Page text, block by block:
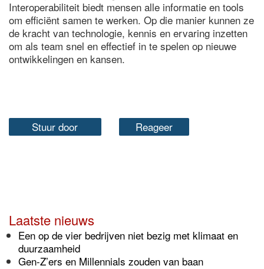
Interoperabiliteit biedt mensen alle informatie en tools
om efficiënt samen te werken. Op die manier kunnen ze
de kracht van technologie, kennis en ervaring inzetten
om als team snel en effectief in te spelen op nieuwe
ontwikkelingen en kansen.
Stuur door Reageer
Laatste nieuws
Een op de vier bedrijven niet bezig met klimaat en
duurzaamheid
Gen-Z’ers en Millennials zouden van baan